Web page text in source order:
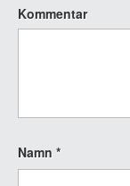
Kommentar
Namn *